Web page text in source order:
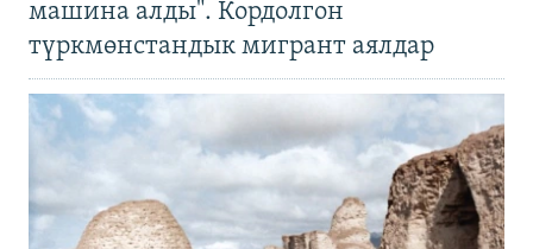
машина алды". Кордолгон
түркмөнстандык мигрант аялдар